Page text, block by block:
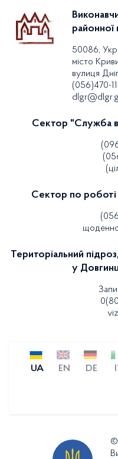
районної
50086,
місто
вулиця
(056)470-
Сектор "Служба
Сектор по роботі
Територіальний
у
UA EN DE
©